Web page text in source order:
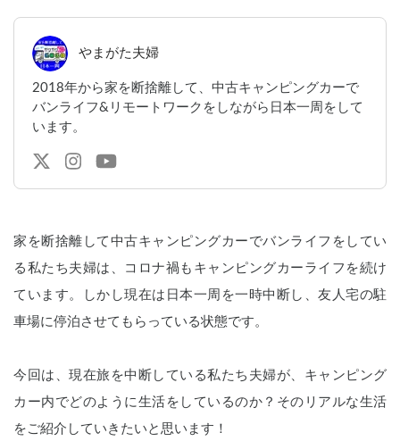
やまがた夫婦
2018年から家を断捨離して、中古キャンピングカーで
バンライフ&リモートワークをしながら日本一周をして
います。
家を断捨離して 中古キャンピングカーでバンライフを してい
る私たち夫婦は、コロナ禍もキャンピングカーライフを続け
ています。しかし現在は 日本一周を一時中断し、 友人宅の駐
車場に停泊させてもらっている状態です。
今回は、現在旅を中断している私たち夫婦が、キャンピング
カー内でどのように生活をしているのか？そのリアルな生活
をご紹介していきたいと思います！